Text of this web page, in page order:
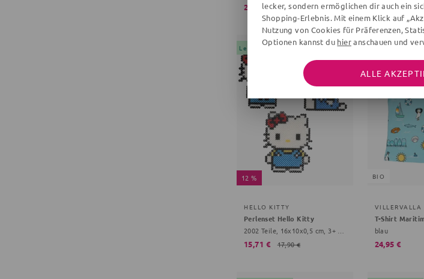
22,36 € 27,95 € 22,60 €
Letzte Chance
12 %
HELLO KITTY
Perlenset Hello Kitty
15,71 € 17,90 €
Letzte Chance
BIO
VILLERVALLA
T-Shirt
blau
24,95 €
lecker, sondern ermöglichen dir auch ein
Shopping-Erlebnis. Mit einem Klick auf
Nutzung von Cookies für Präferenzen,
Optionen kannst du hieranschauen und
ALLE